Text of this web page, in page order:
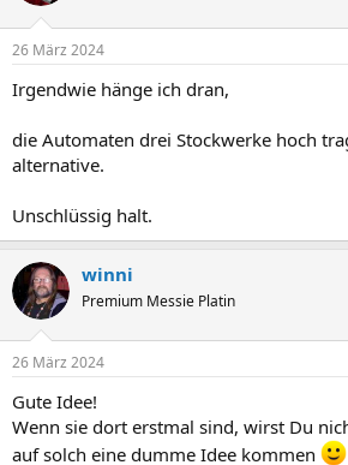
26 März 2024
Irgendwie hänge ich dran,
die Automaten drei Stockwerke hoch
alternative.
Unschlüssig halt.
winni
Premium Messie Platin
26 März 2024
Gute Idee!
Wenn sie dort erstmal sind, wirst Du
auf solch eine dumme Idee kommen